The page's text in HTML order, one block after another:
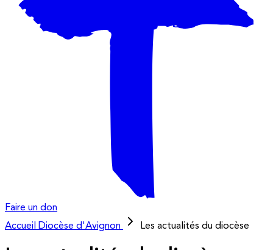
Faire un don
Accueil
Diocèse d'Avignon Les actualités du diocèse